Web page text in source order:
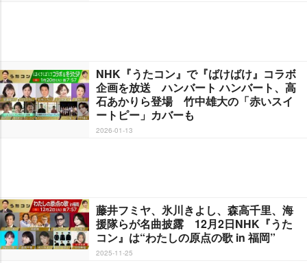
NHK『うたコン』で『ばけばけ』コラボ
企画を放送 ハンバート ハンバート、高
石あかりら登場 竹中雄大の「赤いスイ
ートピー」カバーも
2026-01-13
藤井フミヤ、氷川きよし、森高千里、海
援隊らが名曲披露 12月2日NHK『うた
コン』は“わたしの原点の歌 in 福岡”
2025-11-25